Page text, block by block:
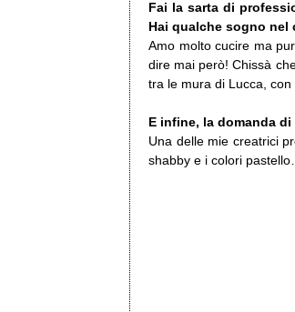
Fai la sarta di
Hai qualche sogno
Amo molto cucire ma
dire mai però! Chissà
tra le mura di Lucca,
E infine, la domanda
Una delle mie creatrici
shabby e i colori